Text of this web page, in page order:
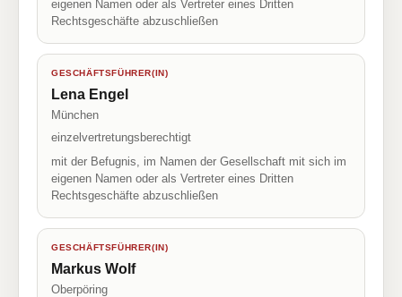
eigenen Namen oder als Vertreter eines Dritten
Rechtsgeschäfte abzuschließen
GESCHÄFTSFÜHRER(IN)
Lena Engel
München
einzelvertretungsberechtigt
mit der Befugnis, im Namen der Gesellschaft mit sich im
eigenen Namen oder als Vertreter eines Dritten
Rechtsgeschäfte abzuschließen
GESCHÄFTSFÜHRER(IN)
Markus Wolf
Oberpöring